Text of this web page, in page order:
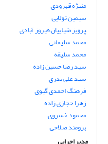
منیژه قهرودی
سیمین تولایی
‍‍‍‍‍‍‍‍‍‍‍‍‍‍‍‍‍‍‍‍‍‍‍‍‍‍‍‍‍پرویز ضیاییان فیروز آبادی
محمد سلیمانی
محمد سلیقه
سید رضا حسین زاده
سید علی بدری
فرهنگ احمدی گیوی
زهرا حجازی زاده
محمود خسروی
برومند صلاحی
مدیر اجرایی